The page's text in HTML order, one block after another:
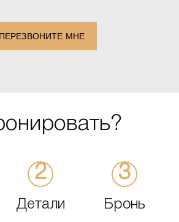
ПЕРЕЗВОНИТЕ МНЕ
Детали Бронь